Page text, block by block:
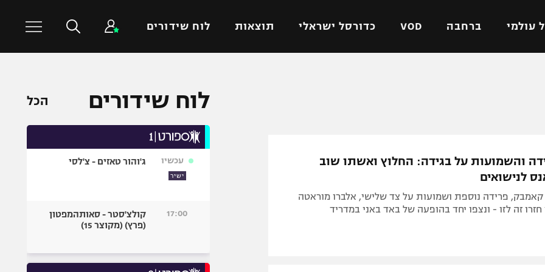
עולמי ברחבה VOD כדורסל ישראלי תוצאות לוח שידורים
ישראל
ליגה איטלקית
הפועל ירושלים
כדורסל עולמי
כדורעף
ספורט אולימפי
היאבקות WWE
והשמועות על בגידה: החלוץ ואשתו שוב
לנישואים
קאמבק, פרידה נוספת ושמועות על צד שלישי, אלברו מוראטה
חזרו זה לזו - ונצפו יחד בהופעה של באד באני במדריד
לוח שידורים הכל
עכשיו
ישיר
ג'והור טאזים - צ'לסי
17:00
קולצ'סטר - סאותהמפטון
(פרץ) (מקוצר 15)